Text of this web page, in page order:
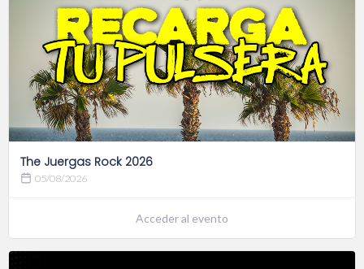
The Juergas Rock 2026
05/08/2026
Acceder al evento